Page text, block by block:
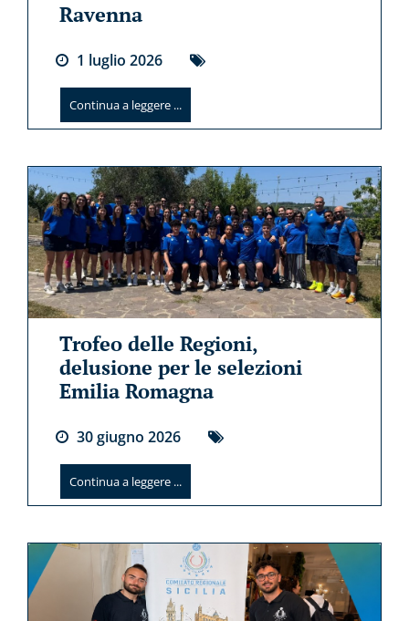
Ravenna
1 luglio 2026
Continua a leggere ...
Trofeo delle Regioni,
delusione per le selezioni
Emilia Romagna
30giugno 2026
Continua a leggere ...